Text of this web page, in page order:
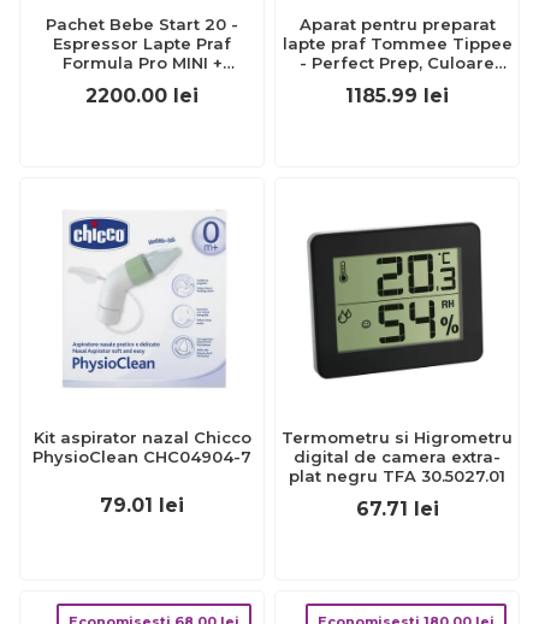
Pachet Bebe Start 20 -
Espressor Lapte Praf
Formula Pro MINI +
2200.00 lei
Aparat pentru preparat
lapte praf Tommee Tippee
- Perfect Prep, Culoare
1185.99 lei
Kit aspirator nazal Chicco
PhysioClean CHC04904-7
79.01 lei
Termometru si Higrometru
digital de camera extra-
plat negru TFA 30.5027.01
67.71 lei